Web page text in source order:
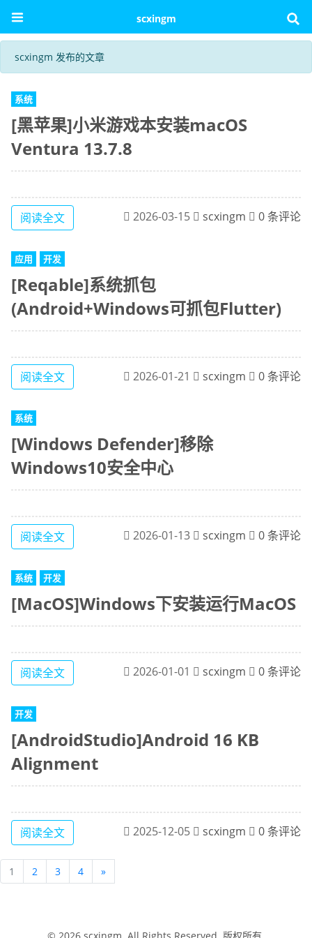
scxingm
scxingm 发布的文章
系统
[黑苹果]小米游戏本安装macOS
Ventura 13.7.8
阅读全文 2026-03-15 scxingm 0 条评论
应用 开发
[Reqable]系统抓包
(Android+Windows可抓包Flutter)
阅读全文 2026-01-21 scxingm 0 条评论
系统
[Windows Defender]移除
Windows10安全中心
阅读全文 2026-01-13 scxingm 0 条评论
系统 开发
[MacOS]Windows下安装运行MacOS
阅读全文 2026-01-01 scxingm 0 条评论
开发
[AndroidStudio]Android 16 KB
Alignment
阅读全文 2025-12-05 scxingm 0 条评论
1 2 3 4 »
© 2026 scxingm . All Rights Reserved. 版权所有.